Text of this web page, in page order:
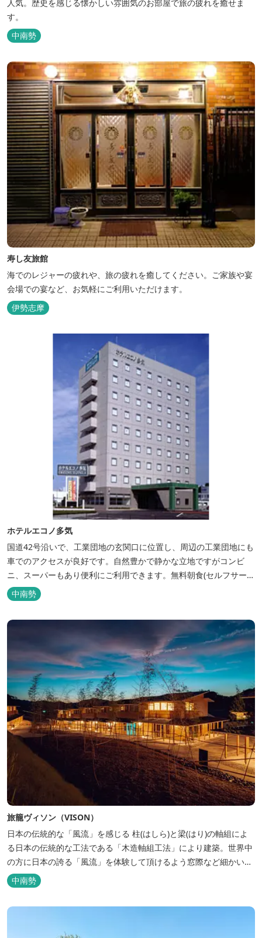
人気。歴史を感じる懐かしい雰囲気のお部屋で旅の疲れを癒せま
す。
中南勢
寿し友旅館
海でのレジャーの疲れや、旅の疲れを癒してください。ご家族や宴
会場での宴など、お気軽にご利用いただけます。
伊勢志摩
ホテルエコノ多気
国道42号沿いで、工業団地の玄関口に位置し、周辺の工業団地にも
車でのアクセスが良好です。自然豊かで静かな立地ですがコンビ
ニ、スーパーもあり便利にご利用できます。無料朝食(セルフサービ
ス)、大型無料駐車場も完備。
中南勢
旅籠ヴィソン（VISON）
日本の伝統的な「風流」を感じる 柱(はしら)と梁(はり)の軸組によ
る日本の伝統的な工法である「木造軸組工法」により建築。世界中
の方に日本の誇る「風流」を体験して頂けるよう窓際など細かいデ
ィテールにこだわりました。4棟から成る旅籠棟では各棟1階に入居
するテナントプロデュースにより洗練された世界観を各客室でお楽
中南勢